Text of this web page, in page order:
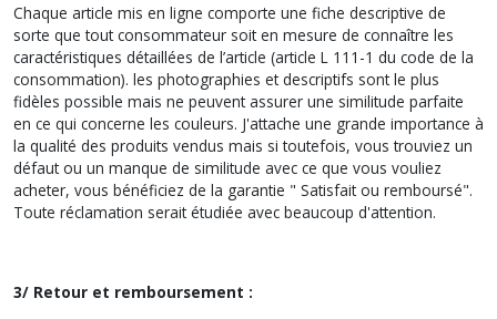
Chaque article mis en ligne comporte une fiche descriptive de
sorte que tout consommateur soit en mesure de connaître les
caractéristiques détaillées de l’article (article L 111-1 du code de la
consommation). les photographies et descriptifs sont le plus
fidèles possible mais ne peuvent assurer une similitude parfaite
en ce qui concerne les couleurs. J'attache une grande importance à
la qualité des produits vendus mais si toutefois, vous trouviez un
défaut ou un manque de similitude avec ce que vous vouliez
acheter, vous bénéficiez de la garantie " Satisfait ou remboursé".
Toute réclamation serait étudiée avec beaucoup d'attention.
3/ Retour et remboursement :